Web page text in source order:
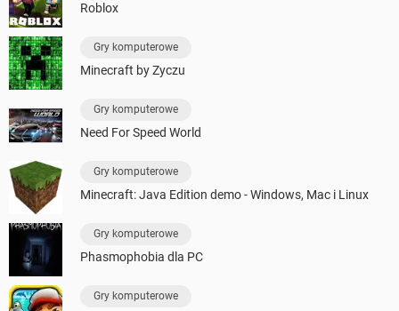
Roblox
Gry komputerowe
Minecraft by Zyczu
Gry komputerowe
Need For Speed World
Gry komputerowe
Minecraft: Java Edition demo - Windows, Mac i Linux
Gry komputerowe
Phasmophobia dla PC
Gry komputerowe